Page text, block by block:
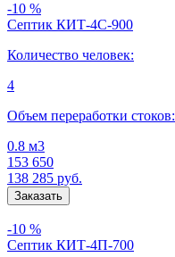
-10 %
Септик КИТ-4С-900
Количество человек:
4
Объем переработки стоков:
0.8 м3
153 650
138 285 руб.
-10 %
Септик КИТ-4П-700